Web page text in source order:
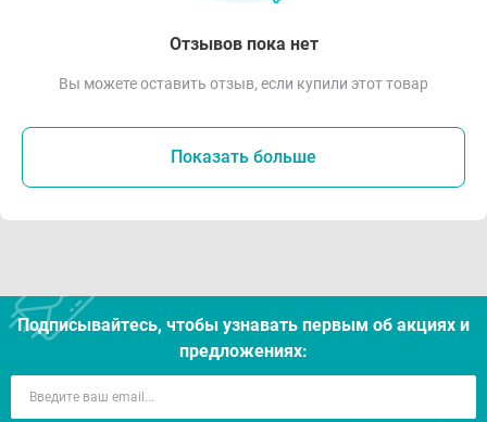
Отзывов пока нет
Вы можете оставить отзыв, если купили этот товар
Показать больше
Подписывайтесь, чтобы узнавать первым об акцияx и
предложениях: